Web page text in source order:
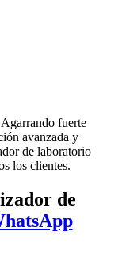
fuerte
avanzada y
de laboratorio
los clientes.
de